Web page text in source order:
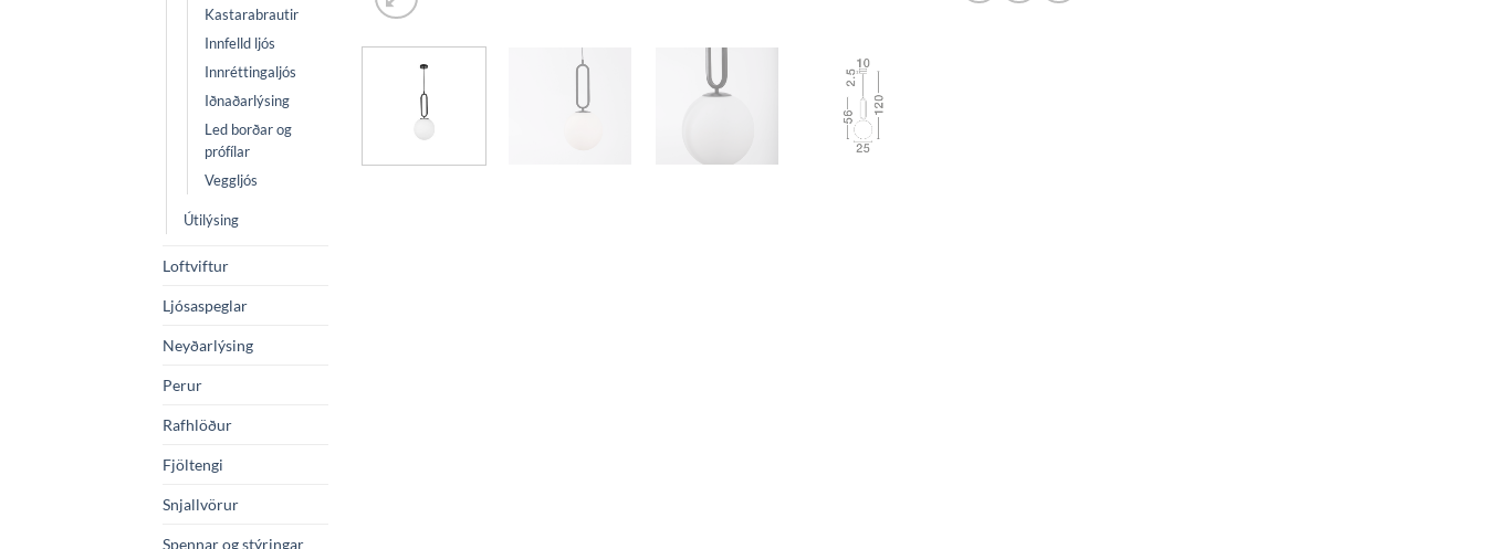
Kastarabrautir
Innfelld ljós
Innréttingaljós
Iðnaðarlýsing
Led borðar og
prófílar
Veggljós
Útilýsing
Loftviftur
Ljósaspeglar
Neyðarlýsing
Perur
Rafhlöður
Fjöltengi
Snjallvörur
Spennar og stýringar